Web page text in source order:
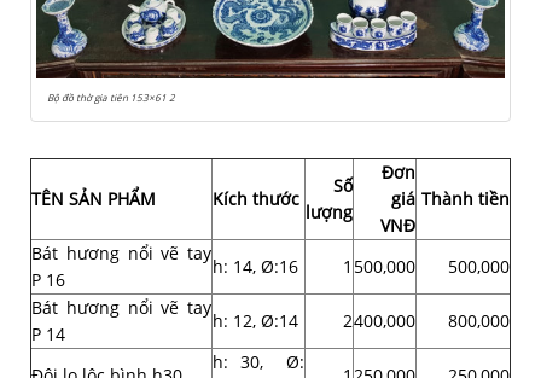
Bộ đồ thờ gia tiên 153×61 2
TÊN SẢN PHẨM Kích thước
Số
lượng
Đơn
giá
VNĐ
Thành tiền
Bát hương nổi vẽ tay
P 16
h: 14, Ø:16 1 500,000
500,000
Bát hương nổi vẽ tay
P 14
h: 12, Ø:14 2400,000 800,000
h: 30, Ø: